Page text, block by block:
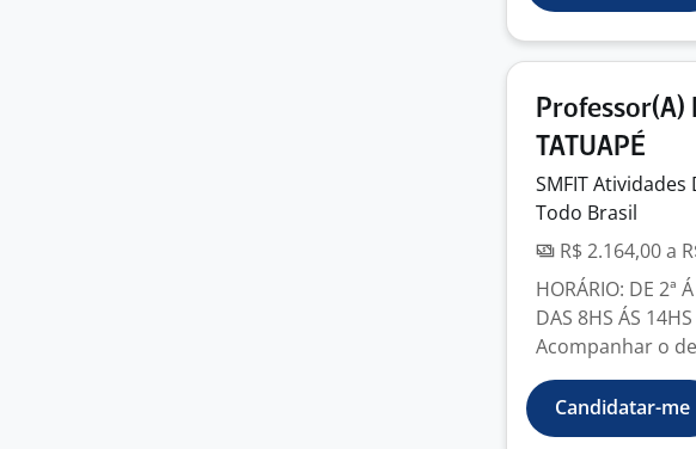
Professor(A)
TATUAPÉ
SMFIT
Todo Brasil
R$ 2.164,00 a
HORÁRIO: DE 2ª
DAS 8HS ÁS
Acompanhar o
Candidatar-me